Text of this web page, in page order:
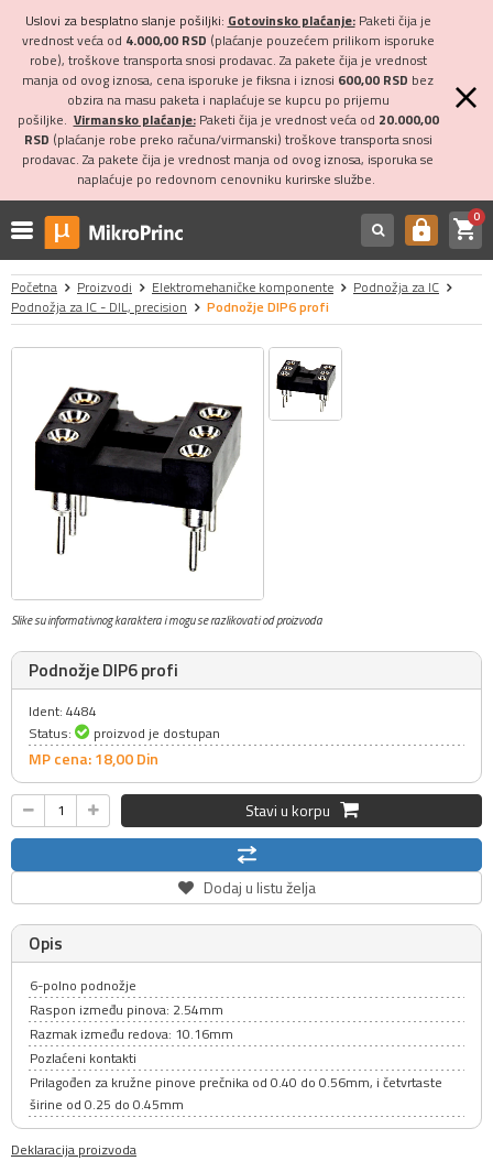
Uslovi za besplatno slanje pošiljki: Gotovinsko plaćanje:Paketi čija je
vrednost veća od 4.000,00 RSD (plaćanje pouzećem prilikom isporuke
robe), troškove transporta snosi prodavac. Za pakete čija je vrednost
manja od ovog iznosa, cena isporuke je fiksna i iznosi 600,00 RSD bez
obzira na masu paketa i naplaćuje se kupcu po prijemu
pošiljke. Virmansko plaćanje:Paketi čija je vrednost veća od 20.000,00
RSD (plaćanje robe preko računa/virmanski) troškove transporta snosi
prodavac. Za pakete čija je vrednost manja od ovog iznosa, isporuka se
naplaćuje po redovnom cenovniku kurirske službe.
https shopping_cart0
Početna Proizvodi Elektromehaničke komponente
Podnožja za IC
Podnožja za IC - DIL, precision
Podnožje DIP6 profi
Slike su informativnog karaktera i mogu se razlikovati od proizvoda
Podnožje DIP6 profi
Ident: 4484
Status:
proizvod je dostupan
MP cena: 18,00Din
Stavi u korpu
Dodaj u listu želja
Opis
6-polno podnožje
Raspon između pinova: 2.54mm
Razmak između redova: 10.16mm
Pozlaćeni kontakti
Prilagođen za kružne pinove prečnika od 0.40 do 0.56mm, i četvrtaste
širine od 0.25 do 0.45mm
Deklaracija proizvoda